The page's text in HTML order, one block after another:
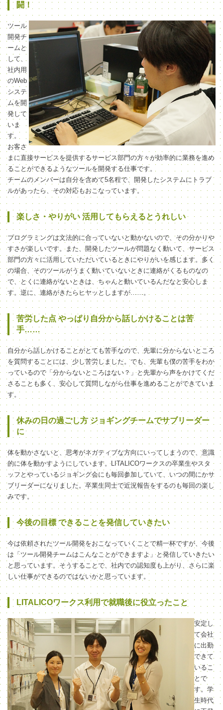
闘！
ツール
開発チ
ームと
して、
社内用
のWeb
システ
ムを開
発して
いま
す。
お客さ
まに直接サービスを提供するサービス部門の方々が効率的に業務を進め
ることができるようなツールを開発する仕事です。
チームのメンバーは自分を含めて5名程で、開発したシステムにトラブ
ルがあったら、その対応もおこなっています。
楽しさ・やりがい 活用してもらえるとうれしい
プログラミングは文法的に合っていないと動かないので、その分かりや
すさが楽しいです。また、開発したツールが問題なく動いて、サービス
部門の方々に活用していただいているときにやりがいを感じます。多く
の場合、そのツールがうまく動いていないときに連絡がくるものなの
で、とくに連絡がないときは、ちゃんと動いているんだなと安心しま
す。逆に、連絡がきたらヒヤッとしますが……。
苦労した点 やっぱり自分から話しかけることは苦
手……
自分から話しかけることがとても苦手なので、先輩に分からないところ
を質問することには、少し苦労しました。でも、先輩も僕の苦手をわか
っているので「分からないところはない？」と先輩から声をかけてくだ
さることも多く、安心して質問しながら仕事を進めることができていま
す。
休みの日の過ごし方 ジョギングチームでサブリーダー
に
体を動かさないと、思考がネガティブな方向にいってしまうので、意識
的に体を動かすようにしています。LITALICOワークスの卒業生やスタ
ッフとやっているジョギング会にも毎回参加していて、いつの間にかサ
ブリーダーになりました。卒業生同士で近況報告をするのも毎回の楽し
みです。
今後の目標 できることを発信していきたい
今は依頼されたツール開発をおこなっていくことで精一杯ですが、今後
は「ツール開発チームはこんなことができますよ」と発信していきたい
と思っています。そうすることで、社内での認知度も上がり、さらに楽
しい仕事ができるのではないかと思っています。
LITALICOワークス利用で就職後に役立ったこと
安定し
て会社
に出勤
できて
いるこ
とで
す。学
生時代